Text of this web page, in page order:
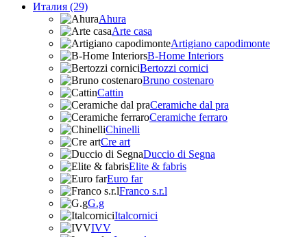
Италия (29)
Ahura
Arte casa
Artigiano capodimonte
B-Home Interiors
Bertozzi cornici
Bruno costenaro
Cattin
Ceramiche dal pra
Ceramiche ferraro
Chinelli
Cre art
Duccio di Segna
Elite & fabris
Euro far
Franco s.r.l
G.g
Italcornici
IVV